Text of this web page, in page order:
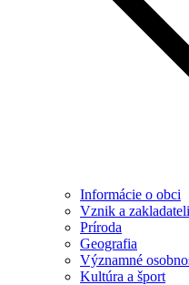
Informácie o obci
Vznik a
Príroda
Geografia
Významné
Kultúra a šport